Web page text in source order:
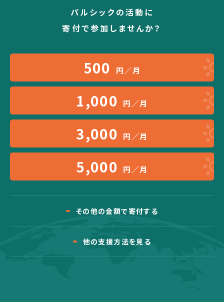
パルシックの活動に
寄付で参加しませんか？
500 円／月
1,000 円／月
3,000 円／月
5,000 円／月
その他の金額で寄付する
他の支援方法を見る